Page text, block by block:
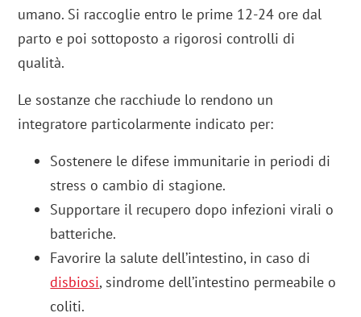
umano. Si raccoglie entro le prime 12-24 ore dal
parto e poi sottoposto a rigorosi controlli di
qualità.
Le sostanze che racchiude lo rendono un
integratore particolarmente indicato per:
Sostenere le difese immunitarie in periodi di
stress o cambio di stagione.
Supportare il recupero dopo infezioni virali o
batteriche.
Favorire la salute dell’intestino, in caso di
disbiosi, sindrome dell’intestino permeabile o
coliti.